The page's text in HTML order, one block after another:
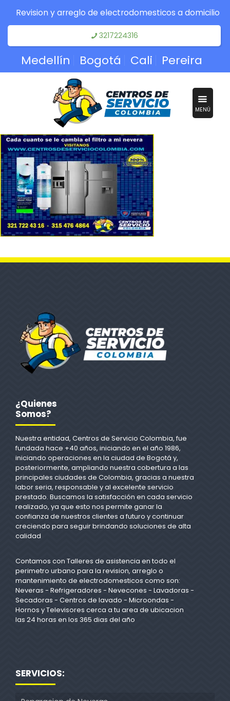
Revision y arreglo de electrodomesticos a domicilio
3217224316
Medellín Bogotá Cali Pereira
MENÚ
¿Quienes
Somos?
Nuestra entidad, Centros de Servicio Colombia, fue
fundada hace +40 años, iniciando en el año 1986,
iniciando operaciones en la ciudad de Bogotá y,
posteriormente, ampliando nuestra cobertura a las
principales ciudades de Colombia, gracias a nuestra
labor seria, responsable y al excelente servicio
prestado. Buscamos la satisfacción en cada servicio
realizado, ya que esto nos permite ganar la
confianza de nuestros clientes a futuro y continuar
creciendo para seguir brindando soluciones de alta
calidad
Contamos con Talleres de asistencia en todo el
perimetro urbano para la revision, arreglo o
mantenimiento de electrodomesticos como son:
Neveras - Refrigeradores - Nevecones - Lavadoras -
Secadoras - Centros de lavado - Microondas -
Hornos y Televisores cerca a tu area de ubicacion
las 24 horas en los 365 dias del año
SERVICIOS: